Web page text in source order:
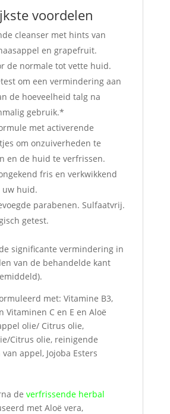
voordelen
cleanser met hints van
en grapefruit.
de normale tot vette huid.
om een vermindering aan
de hoeveelheid talg na
gebruik.*
met activerende
om onzuiverheden te
en de huid te verfrissen.
fris en verkwikkend
uw huid.
parabenen. Sulfaatvrij.
getest.
significante vermindering in
van de behandelde kant
met: Vitamine B3,
Vitaminen C en E en Aloë
olie/ Citrus olie,
Citrus olie, reinigende
appel, Jojoba Esters
de verfrissende herbal
met Aloë vera,